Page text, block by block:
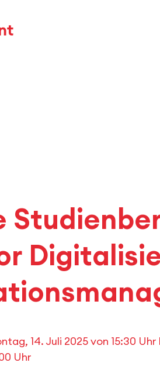
14. Juli 2025 von 15:30 Uhr
Uhr